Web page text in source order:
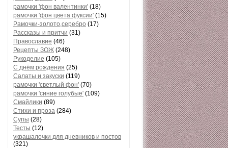
рамочки 'фон валентинки' (18)
рамочки 'фон цвета фуксии' (15)
Рамочки-золото,серебро (17)
Рассказы и притчи (31)
Православие (46)
Рецепты ЗОЖ (248)
Рукоделие (105)
С днём рождения (25)
Салаты и закуски (119)
рамочки 'светлый фон' (70)
рамочки 'синие голубые' (109)
Смайлики (89)
Стихи и проза (284)
Супы (28)
Тесты (12)
украшалочки для дневников и постов
(321)